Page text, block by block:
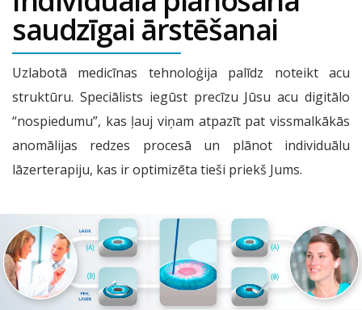
saudzīgai ārstēšanai
Uzlabotā medicīnas tehnoloģija palīdz noteikt acu
struktūru. Speciālists iegūst precīzu Jūsu acu digitālo
“nospiedumu”, kas ļauj viņam atpazīt pat vissmalkākās
anomālijas redzes procesā un plānot individuālu
lāzerterapiju, kas ir optimizēta tieši priekš Jums.